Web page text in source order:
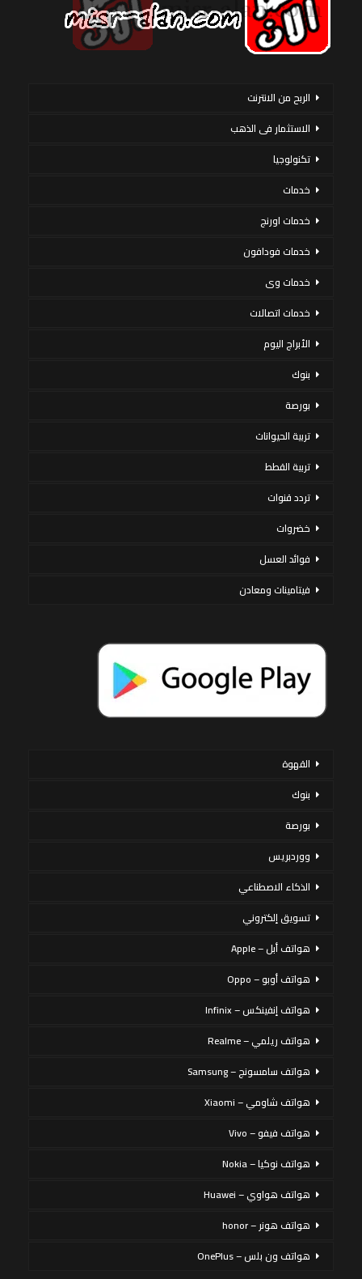
الربح من الانترنت
الاستثمار فى الذهب
تكنولوجيا
خدمات
خدمات اورنج
خدمات فودافون
خدمات وى
خدمات اتصالات
الأبراج اليوم
بنوك
بورصة
تربية الحيوانات
تربية القطط
تردد قنوات
خضروات
فوائد العسل
فيتامينات ومعادن
القهوة
بنوك
بورصة
ووردبريس
الذكاء الاصطناعي
تسويق إلكتروني
هواتف أبل – Apple
هواتف أوبو – Oppo
هواتف إنفينكس – Infinix
هواتف ريلمي – Realme
هواتف سامسونج – Samsung
هواتف شاومي – Xiaomi
هواتف فيفو – Vivo
هواتف نوكيا – Nokia
هواتف هواوي – Huawei
هواتف هونر – honor
هواتف ون بلس – OnePlus